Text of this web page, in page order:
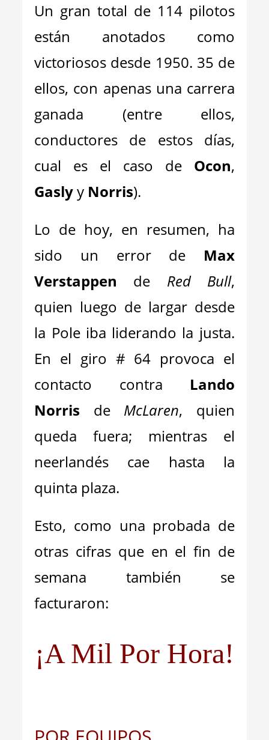
Un gran total de 114 pilotos
están anotados como
victoriosos desde 1950. 35 de
ellos, con apenas una carrera
ganada (entre ellos,
conductores de estos días,
cual es el caso de Ocon,
Gaslyy Norris).
Lo de hoy, en resumen, ha
sido un error de Max
Verstappen de Red Bull,
quien luego de largar desde
la Pole iba liderando la justa.
En el giro # 64 provoca el
contacto contra Lando
Norris de McLaren, quien
queda fuera; mientras el
neerlandés cae hasta la
quinta plaza.
Esto, como una probada de
otras cifras que en el fin de
semana también se
facturaron:
¡A Mil Por Hora!